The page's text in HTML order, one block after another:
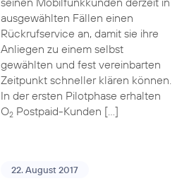
ausgewählten Fällen einen
Rückrufservice an, damit sie ihre
Anliegen zu einem selbst
gewählten und fest vereinbarten
Zeitpunkt schneller klären können.
In der ersten Pilotphase erhalten
O2Postpaid-Kunden […]
22. August 2017